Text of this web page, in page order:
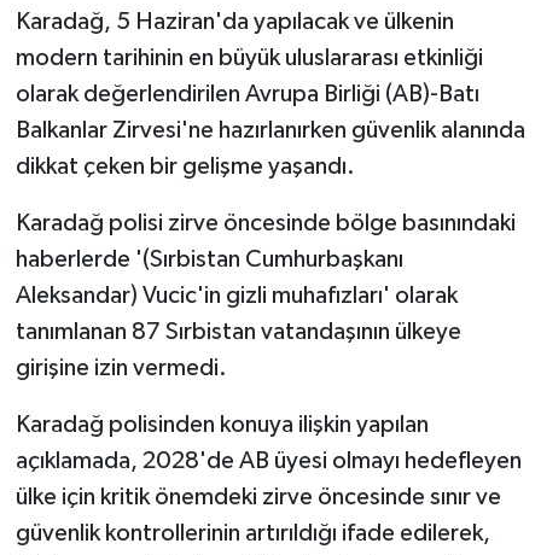
Karadağ, 5 Haziran'da yapılacak ve ülkenin
modern tarihinin en büyük uluslararası etkinliği
olarak değerlendirilen Avrupa Birliği (AB)-Batı
Balkanlar Zirvesi'ne hazırlanırken güvenlik alanında
dikkat çeken bir gelişme yaşandı.
Karadağ polisi zirve öncesinde bölge basınındaki
haberlerde '(Sırbistan Cumhurbaşkanı
Aleksandar) Vucic'in gizli muhafızları' olarak
tanımlanan 87 Sırbistan vatandaşının ülkeye
girişine izin vermedi.
Karadağ polisinden konuya ilişkin yapılan
açıklamada, 2028'de AB üyesi olmayı hedefleyen
ülke için kritik önemdeki zirve öncesinde sınır ve
güvenlik kontrollerinin artırıldığı ifade edilerek,
İş Dünyası
Jandarma
Kadın
KÜLTÜR SANAT
MAGAZİN
Otomobil
POLİTİKA
SİYASET